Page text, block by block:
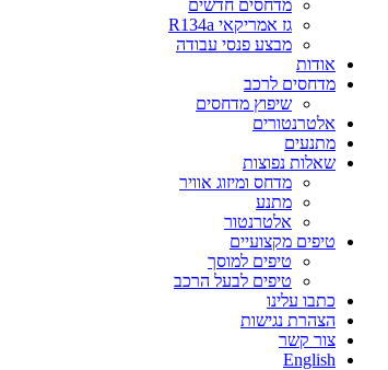
מדחסים חדשים
גז אמריקאי R134a
מבצע פנסי עבודה
אודות
מדחסים לרכב
שיפוץ מדחסים
אלטרנטורים
מתנעים
שאלות נפוצות
מדחס ומיזוג אוויר
מתנע
אלטרנטור
טיפים מקצועיים
טיפים למוסך
טיפים לבעל הרכב
כתבו עלינו
הצהרת נגישות
צור קשר
English